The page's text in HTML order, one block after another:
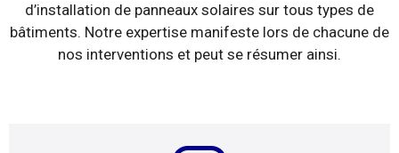
d’installation de panneaux solaires sur tous types de
bâtiments. Notre expertise manifeste lors de chacune de
nos interventions et peut se résumer ainsi.